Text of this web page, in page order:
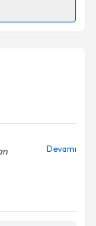
belirtilen
talebi
için bir
belirtilen
Devamı